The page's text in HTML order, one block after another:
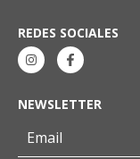
REDES SOCIALES
NEWSLETTER